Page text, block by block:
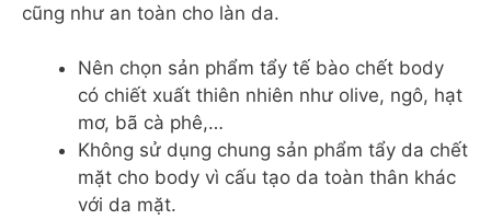
cũng như an toàn cho làn da.
Nên chọn sản phẩm tẩy tế bào chết body
có chiết xuất thiên nhiên như olive, ngô, hạt
mơ, bã cà phê,…
Không sử dụng chung sản phẩm tẩy da chết
mặt cho body vì cấu tạo da toàn thân khác
với da mặt.